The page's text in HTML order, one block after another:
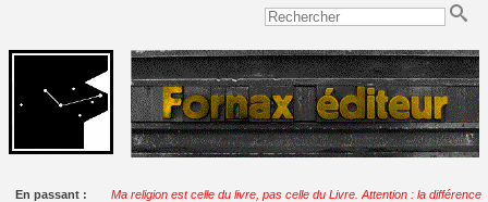
En passant :
Ma religion est celle du livre, pas celle du Livre. Attention : la différence